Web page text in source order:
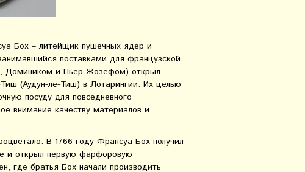
Бох – литейщик пушечных ядер и
поставками для французской
Домиником и Пьер-Жозефом) открыл
(Аудун-ле-Тиш) в Лотарингии. Их целью
посуду для повседневного
внимание качеству материалов и
В 1766 году Франсуа Бох получил
и открыл первую фарфоровую
где братья Бох начали производить